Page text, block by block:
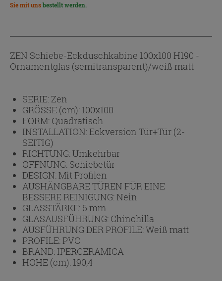
Sie mit unsbestellt werden.
ZEN Schiebe-Eckduschkabine 100x100 H190 -
Ornamentglas (semitransparent)/weiß matt
SERIE: Zen
GRÖSSE (cm): 100x100
FORM: Quadratisch
INSTALLATION:Eckversion Tür+Tür (2-
SEITIG)
RICHTUNG:Umkehrbar
ÖFFNUNG: Schiebetür
DESIGN:Mit Profilen
AUSHÄNGBARE TÜREN FÜR EINE
BESSERE REINIGUNG:Nein
GLASSTÄRKE: 6 mm
GLASAUSFÜHRUNG: Chinchilla
AUSFÜHRUNG DER PROFILE:Weiß matt
PROFILE:PVC
BRAND: IPERCERAMICA
HÖHE (cm): 190,4